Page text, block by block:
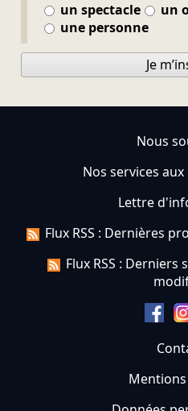
un spectacle
un
une personne
Je
Nous
Nos services
Lettre
Flux RSS : Dernières
Flux RSS : Derniers